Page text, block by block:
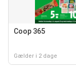
Coop 365
Gælder i 2 dage